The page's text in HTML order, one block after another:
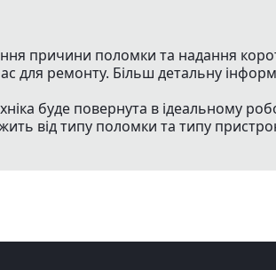
причини поломки та надання
для ремонту. Більш детальну
буде повернута в ідеальному
від типу поломки та типу